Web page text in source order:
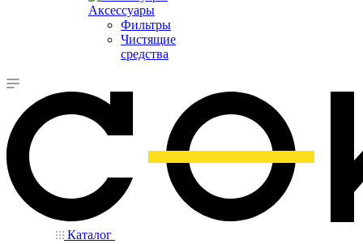
Аксессуары
Фильтры
Чистящие
средства
Каталог